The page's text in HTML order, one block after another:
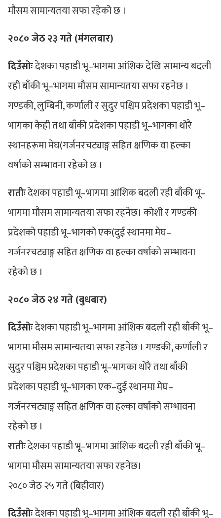
मौसम सामान्यतया सफा रहेको छ ।
२०८० जेठ २३ गते (मंगलबार)
दिउँसोःदेशका पहाडी भू–भागमा आंशिक देखि सामान्य बदली
रही बाँकी भू–भागमा मौसम सामान्यतया सफा रहनेछ ।
गण्डकी, लुम्बिनी, कर्णाली र सुदुर पश्चिम प्रदेशका पहाडी भू–
भागका केही तथा बाँकी प्रदेशका पहाडी भू–भागका थोरै
स्थानहरूमा मेघ(गर्जनरचट्याङ्ग सहित क्षणिक वा हल्का
वर्षाको सम्भावना रहेको छ ।
रातीःदेशका पहाडी भू–भागमा आंशिक बदली रही बाँकी भू–
भागमा मौसम सामान्यतया सफा रहनेछ। कोशी र गण्डकी
प्रदेशको पहाडी भू–भागको ‍एक(दुई स्थानमा मेघ–
गर्जनरचट्याङ्ग सहित क्षणिक वा हल्का वर्षाको सम्भावना
रहेको छ ।
२०८० जेठ २४ गते (बुधबार)
दिउँसोःदेशका पहाडी भू–भागमा आंशिक बदली रही बाँकी भू–
भागमा मौसम सामान्यतया सफा रहनेछ । गण्डकी, कर्णाली र
सुदुर पश्चिम प्रदेशका पहाडी भू–भागका थोरै तथा बाँकी
प्रदेशका पहाडी भू–भागका ‍एक–दुई स्थानमा मेघ–
गर्जनरचट्याङ्ग सहित क्षणिक वा हल्का वर्षाको सम्भावना
रहेको छ ।
रातीःदेशका पहाडी भू–भागमा आंशिक बदली रही बाँकी भू–
भागमा मौसम सामान्यतया सफा रहनेछ।
२०८० जेठ २५ गते (बिहीवार)
दिउँसोःदेशका पहाडी भू–भागमा आंशिक बदली रही बाँकी भू–